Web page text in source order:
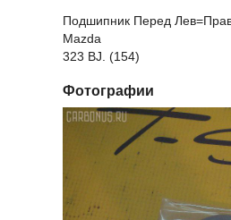
Подшипник Перед
Mazda
323 BJ. (154)
Фотографии